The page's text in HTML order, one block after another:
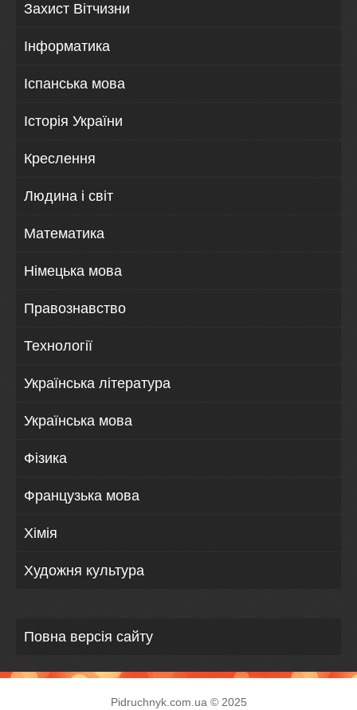
Захист Вітчизни
Інформатика
Іспанська мова
Історія України
Креслення
Людина і світ
Математика
Німецька мова
Правознавство
Технології
Українська література
Українська мова
Фізика
Французька мова
Хімія
Художня культура
Повна версія сайту
Pidruchnyk.com.ua © 2025